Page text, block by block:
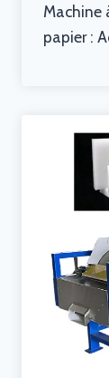
Machine
papier :